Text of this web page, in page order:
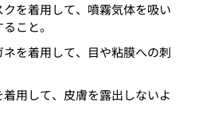
を着用して、噴霧気体を吸い
こと。
を着用して、目や粘膜への刺
用して、皮膚を露出しないよ